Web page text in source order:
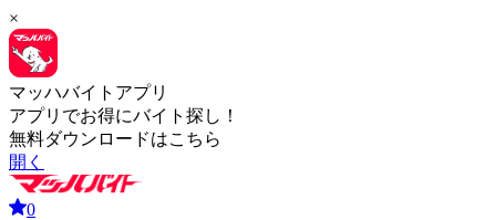
×
マッハバイトアプリ
アプリでお得にバイト探し！
無料ダウンロードはこちら
開く
0